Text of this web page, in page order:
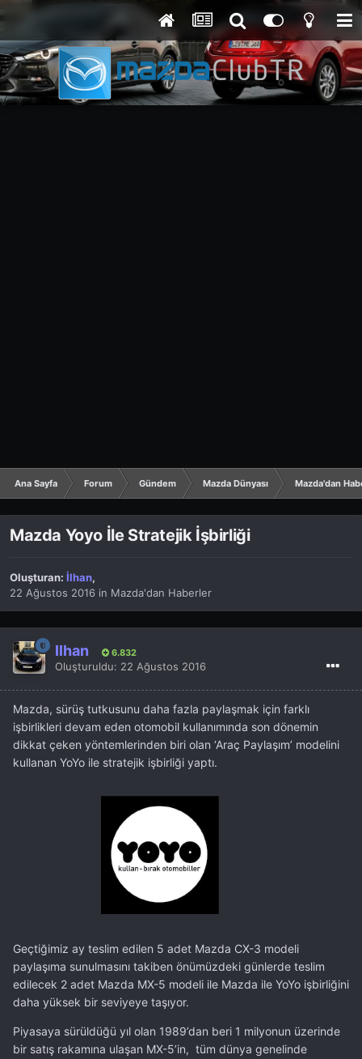
Ana Sayfa Forum Gündem Mazda Dünyası Mazda'dan
Mazda Yoyo İle Stratejik İşbirliği
Oluşturan: İlhan,
22 Ağustos 2016 in Mazda'dan Haberler
İlhan 6.832
Oluşturuldu: 22 Ağustos 2016
Mazda, sürüş tutkusunu daha fazla paylaşmak için farklı
işbirlikleri devam eden otomobil kullanımında son dönemin
dikkat çeken yöntemlerinden biri olan ‘Araç Paylaşım’ modelini
kullanan YoYo ile stratejik işbirliği yaptı.
Geçtiğimiz ay teslim edilen 5 adet Mazda CX-3 modeli
paylaşıma sunulmasını takiben önümüzdeki günlerde teslim
edilecek 2 adet Mazda MX-5 modeli ile Mazda ile YoYo işbirliğini
daha yüksek bir seviyeye taşıyor.
Piyasaya sürüldüğü yıl olan 1989’dan beri 1 milyonun üzerinde
bir satış rakamına ulaşan MX-5’in, tüm dünya genelinde